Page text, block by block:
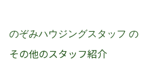
のぞみハウジングスタッフ の
その他のスタッフ紹介